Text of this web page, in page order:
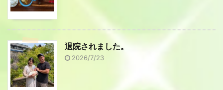
退院されました。
2026/7/23